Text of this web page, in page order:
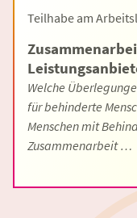
Teilhabe am
Welche
für behinderte
Menschen mit
Zusammenarbeit …